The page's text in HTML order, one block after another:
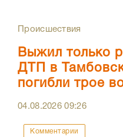
Происшествия
Выжил только
ДТП в
погибли трое
04.08.202609:26
Комментарии